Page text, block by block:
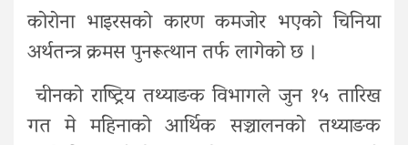
कोरोना भाइरसको कारण कमजोर भएको चिनिया
अर्थतन्त्र क्रमस पुनरूत्थान तर्फ लागेको छ ।
चीनको राष्ट्रिय तथ्याङक विभागले जुन १५ तारिख
गत मे महिनाको आर्थिक सञ्चालनको तथ्याङक